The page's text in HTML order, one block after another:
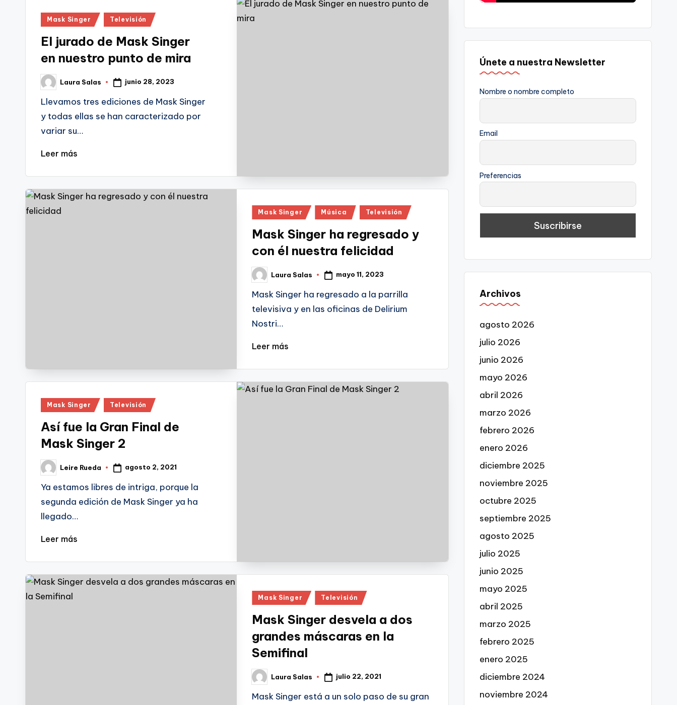
Publicado
Mask Singer Televisión
El jurado de Mask Singer
en nuestro punto de mira
Publicado
por
Laura Salas junio 28, 2023
Llevamos tres ediciones de Mask Singer
y todas ellas se han caracterizado por
variar su…
Leer más
Publicado
Mask Singer Música Televisión
Mask Singer ha regresado y
con él nuestra felicidad
Publicado
por
Laura Salas mayo 11, 2023
Mask Singer ha regresado a la parrilla
televisiva y en las oficinas de Delirium
Nostri…
Leer más
Publicado
Mask Singer Televisión
Así fue la Gran Final de
Mask Singer 2
Publicado
por
Leire Rueda agosto 2, 2021
Ya estamos libres de intriga, porque la
segunda edición de Mask Singer ya ha
llegado…
Leer más
Publicado
Mask Singer Televisión
Mask Singer desvela a dos
grandes máscaras en la
Semifinal
Publicado
por
Laura Salas julio 22, 2021
Mask Singer está a un solo paso de su gran
Únete a nuestra Newsletter
Nombre o nombre completo
Email
Preferencias
Archivos
agosto 2026
julio 2026
junio 2026
mayo 2026
abril 2026
marzo 2026
febrero 2026
enero 2026
diciembre 2025
noviembre 2025
octubre 2025
septiembre 2025
agosto 2025
julio 2025
junio 2025
mayo 2025
abril 2025
marzo 2025
febrero 2025
enero 2025
diciembre 2024
noviembre 2024